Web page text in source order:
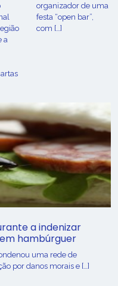
a
organizador de uma
festa “open bar”,
com […]
a indenizar
hambúrguer
uma rede de
por danos morais e […]